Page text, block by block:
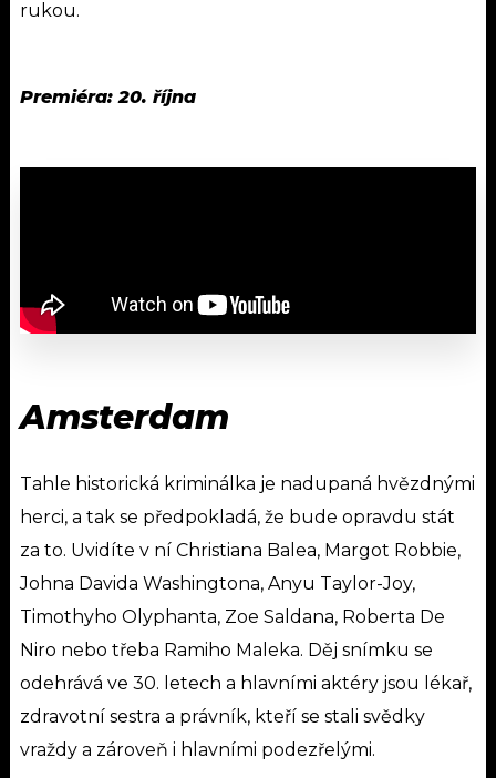
rukou.
Premiéra: 20. října
Amsterdam
Tahle historická kriminálka je nadupaná hvězdnými
herci, a tak se předpokladá, že bude opravdu stát
za to. Uvidíte v ní Christiana Balea, Margot Robbie,
Johna Davida Washingtona, Anyu Taylor-Joy,
Timothyho Olyphanta, Zoe Saldana, Roberta De
Niro nebo třeba Ramiho Maleka. Děj snímku se
odehrává ve 30. letech a hlavními aktéry jsou lékař,
zdravotní sestra a právník, kteří se stali svědky
vraždy a zároveň i hlavními podezřelými.